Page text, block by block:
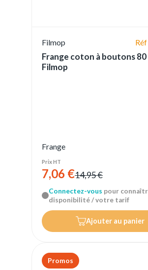
Filmop
Frange coton à boutons 80
Filmop
Frange
Prix HT
7,06 €14,95 €
Connectez-vous pour
disponibilité / votre tarif
Ajouter au panier
Promos